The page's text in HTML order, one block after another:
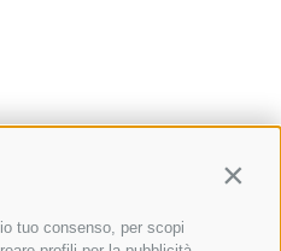
tuo consenso, per scopi